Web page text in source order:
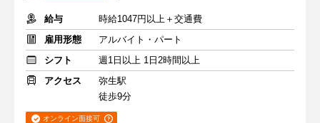
給与
時給1047円以上＋交通費
雇用形態
アルバイト・パート
シフト
週1日以上 1日2時間以上
アクセス
弥生駅
徒歩9分
オンライン面接可